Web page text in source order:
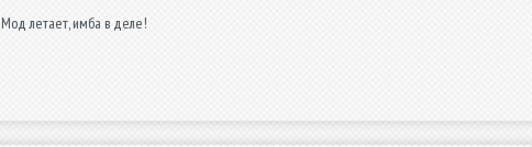
Мод летает, имба в деле!